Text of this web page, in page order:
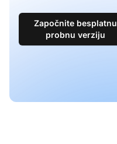
Započnite besplatnu
probnu verziju